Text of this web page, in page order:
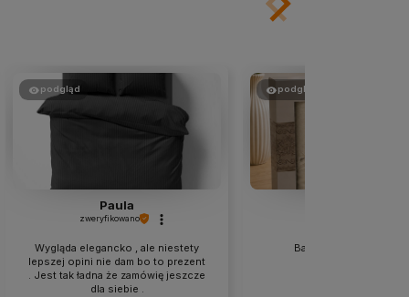
podgląd
Paula
zweryfikowano
Wygląda elegancko , ale niestety
lepszej opini nie dam bo to prezent
. Jest tak ładna że zamówię jeszcze
dla siebie .
podgląd
Bardzo ładny komplet